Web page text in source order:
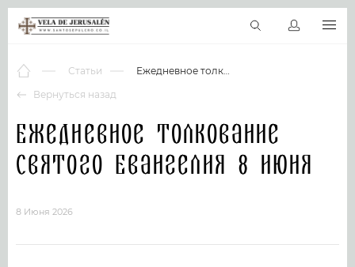
Виртуальные туры
RU
Вернуться назад
Статьи Ежедневное толкование Святого Евангелия 8 июня
Ежедневное толкование
Святого Евангелия 8 июня
8 Июня 2026